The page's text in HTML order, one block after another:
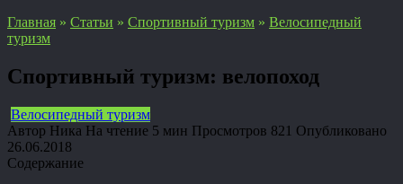
Главная » Статьи » Спортивный туризм » Велосипедный
туризм
Спортивный туризм: велопоход
Велосипедный туризм
Автор Ника На чтение 5 мин Просмотров 821 Опубликовано
26.06.2018
Содержание